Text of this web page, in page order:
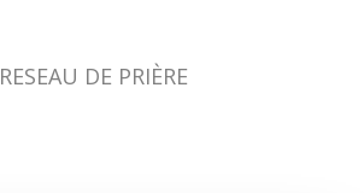
RESEAU DE PRIÈRE